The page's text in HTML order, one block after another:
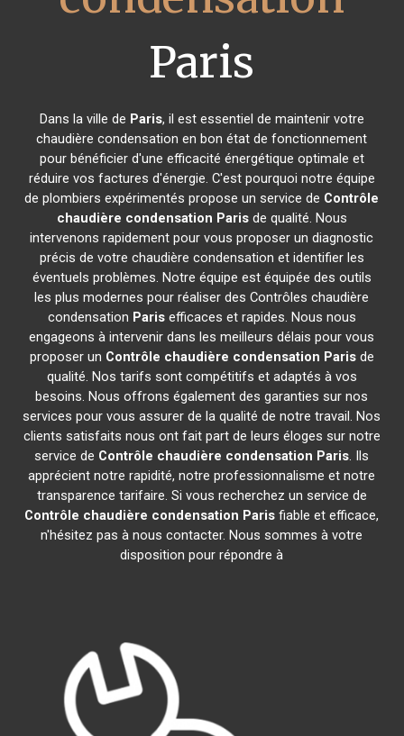
Paris
Dans la ville de Paris, il est essentiel de maintenir votre
chaudière condensation en bon état de fonctionnement
pour bénéficier d'une efficacité énergétique optimale et
réduire vos factures d'énergie. C'est pourquoi notre équipe
de plombiers expérimentés propose un service de Contrôle
chaudière condensation Parisde qualité. Nous
intervenons rapidement pour vous proposer un diagnostic
précis de votre chaudière condensation et identifier les
éventuels problèmes. Notre équipe est équipée des outils
les plus modernes pour réaliser des Contrôles chaudière
condensation Parisefficaces et rapides. Nous nous
engageons à intervenir dans les meilleurs délais pour vous
proposer un Contrôle chaudière condensation Parisde
qualité. Nos tarifs sont compétitifs et adaptés à vos
besoins. Nous offrons également des garanties sur nos
services pour vous assurer de la qualité de notre travail. Nos
clients satisfaits nous ont fait part de leurs éloges sur notre
service de Contrôle chaudière condensation Paris. Ils
apprécient notre rapidité, notre professionnalisme et notre
transparence tarifaire. Si vous recherchez un service de
Contrôle chaudière condensation Paris fiable et efficace,
n'hésitez pas à nous contacter. Nous sommes à votre
disposition pour répondre à